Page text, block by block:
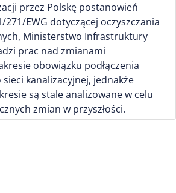
przez Polskę postanowień
271/EWG dotyczącej oczyszczania
Ministerstwo Infrastruktury
prac nad zmianami
obowiązku podłączenia
kanalizacyjnej, jednakże
są stale analizowane w celu
zmian w przyszłości.